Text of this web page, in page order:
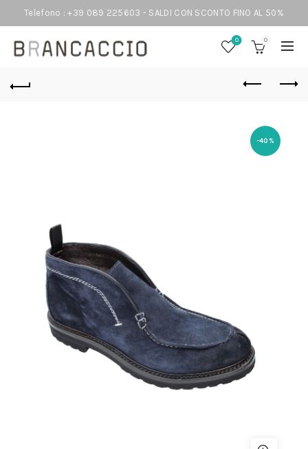
Telefono : +39 089 225603 - SALDI CON SCONTO FINO AL 50%
0 0
-40%